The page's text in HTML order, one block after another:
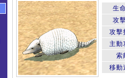
生
攻
攻擊
主動
索
移動